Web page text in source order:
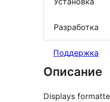
Разработка
Поддержка
Описание
Displays